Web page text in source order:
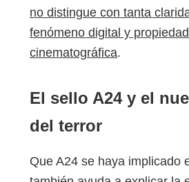
no distingue con tanta
fenómeno digital y propiedad
cinematográfica.
El sello A24 y el
del terror
Que A24 se haya implicado